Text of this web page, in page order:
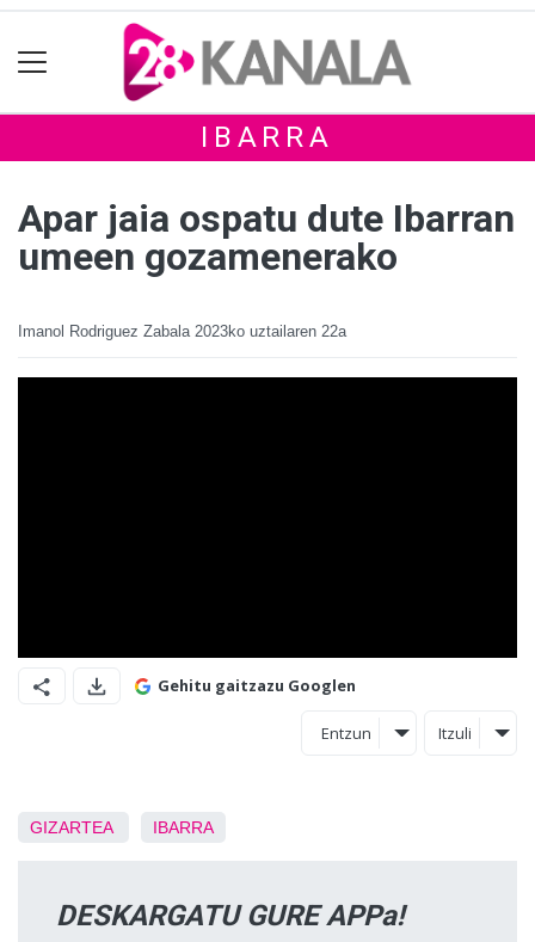
IBARRA
Apar jaia ospatu dute Ibarran
umeen gozamenerako
Imanol Rodriguez Zabala 2023ko uztailaren 22a
Gehitu gaitzazu Googlen
Entzun Itzuli
GIZARTEA IBARRA
DESKARGATU GURE APPa!